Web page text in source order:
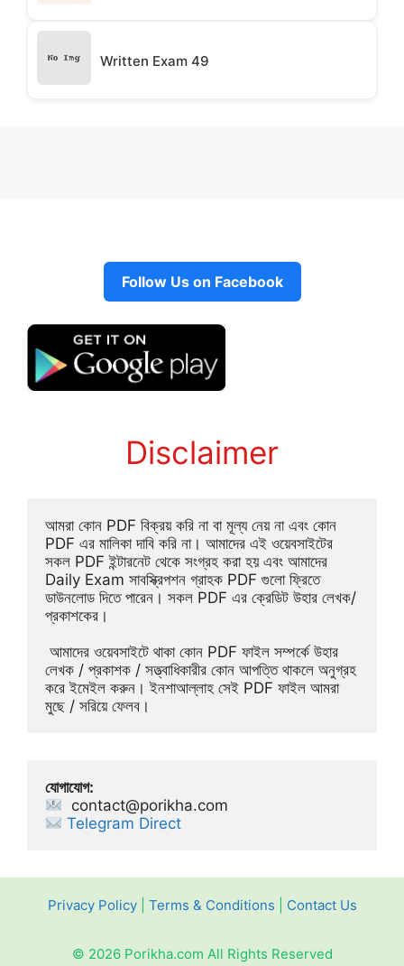
Written Exam 49
Follow Us on Facebook
Disclaimer
আমরা কোন PDF বিক্রয় করি না বা মূল্য নেয় না এবং কোন
PDF এর মালিকা দাবি করি না। আমাদের এই ওয়েবসাইটের
সকল PDF ইন্টারনেট থেকে সংগ্রহ করা হয় এবং আমাদের
Daily Exam সাবস্ক্রিপশন গ্রাহক PDF গুলো ফ্রিতে
ডাউনলোড দিতে পারেন। সকল PDF এর ক্রেডিট উহার লেখক/
প্রকাশকের।
লেখক / প্রকাশক / সত্ত্বাধিকারীর কোন আপত্তি থাকলে অনুগ্রহ
করে ইমেইল করুন। ইনশাআল্লাহ সেই PDF ফাইল আমরা
মুছে / সরিয়ে ফেলব।
যোগাযোগ:
contact@porikha.com
Telegram Direct
Privacy Policy| Terms & Conditions Contact Us
© 2026 Porikha.com All Rights Reserved